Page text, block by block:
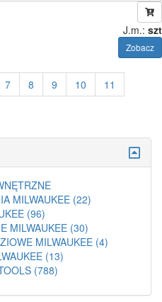
J.m.: szt
Zobacz
7 8 9 10
11
MILWAUKEE (22)
(96)
MILWAUKEE (30)
MILWAUKEE (4)
(13)
(788)